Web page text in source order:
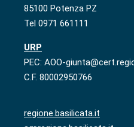
85100 Potenza PZ
Tel 0971 661111
URP
PEC: AOO-
C.F. 80002950766
regione.basilicata.it